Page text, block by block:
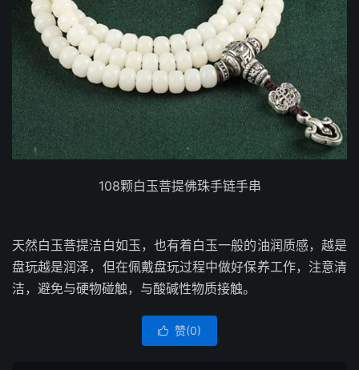
108颗白玉菩提佛珠手链手串
天然白玉菩提洁白如玉，也有着白玉一般的油润质感，越是
盘玩越是润泽，但在佩戴盘玩过程中做好保养工作，注意清
洁，避免与硬物碰触，与酸碱性物质接触。
 赞(0)